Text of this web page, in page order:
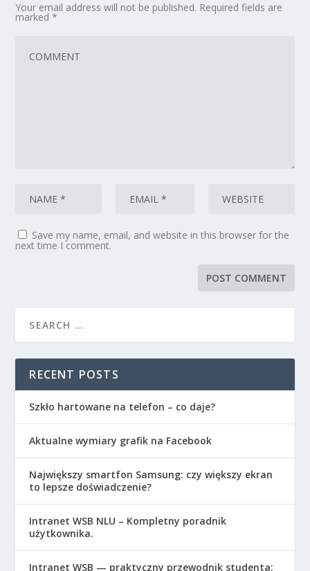
Your email address will not be published. Required fields are
marked*
Save my name, email, and website in this browser for the
next time I comment.
RECENT POSTS
Szkło hartowane na telefon – co daje?
Aktualne wymiary grafik na Facebook
Największy smartfon Samsung: czy większy ekran
to lepsze doświadczenie?
Intranet WSB NLU – Kompletny poradnik
użytkownika.
Intranet WSB — praktyczny przewodnik studenta: